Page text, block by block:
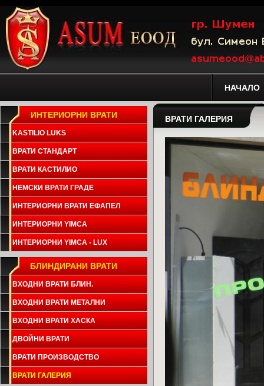
НАЧАЛО
ИНТЕРИОРНИ ВРАТИ
KASTILIO LUKS
ВРАТИ СТАНДАРТ
ВРАТИ КАСТИЛИО
НЕМСКИ ВРАТИ ГРАДЕ
ИНТЕРИОРНИ ВРАТИ ЕФАПЕЛ
ИНТЕРИОРНИ YIMCA
ИНТЕРИОРНИ YIMCA - LUX
БЛИНДИРАНИ ВРАТИ
ВХОДНИ ВРАТИ БЛИН.
ВХОДНИ ВРАТИ МЕТАЛНИ
ВХОДНИ ВРАТИ ХАСКА
ДВОЙНИ ВРАТИ
ВРАТИ ПРОИЗВОДСТВО
ВРАТИ ГАЛЕРИЯ
ВРАТИ ГАЛЕРИЯ